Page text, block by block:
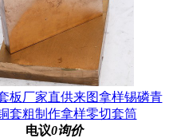
板厂家直供来图拿样锡磷青
套粗制作拿样零切套筒
电议0询价